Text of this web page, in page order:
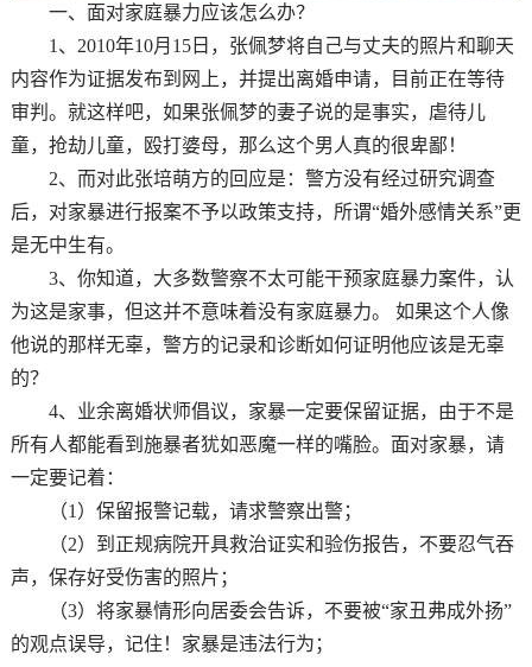
一、面对家庭暴力应该怎么办？
1、2010年10月15日，张佩梦将自己与丈夫的照片和聊天
内容作为证据发布到网上，并提出离婚申请，目前正在等待
审判。就这样吧，如果张佩梦的妻子说的是事实，虐待儿
童，抢劫儿童，殴打婆母，那么这个男人真的很卑鄙！
2、而对此张培萌方的回应是：警方没有经过研究调查
后，对家暴进行报案不予以政策支持，所谓“婚外感情关系”更
是无中生有。
3、你知道，大多数警察不太可能干预家庭暴力案件，认
为这是家事，但这并不意味着没有家庭暴力。 如果这个人像
他说的那样无辜，警方的记录和诊断如何证明他应该是无辜
的？
4、业余离婚状师倡议，家暴一定要保留证据，由于不是
所有人都能看到施暴者犹如恶魔一样的嘴脸。面对家暴，请
一定要记着：
（1）保留报警记载，请求警察出警；
（2）到正规病院开具救治证实和验伤报告，不要忍气吞
声，保存好受伤害的照片；
（3）将家暴情形向居委会告诉，不要被“家丑弗成外扬”
的观点误导，记住！家暴是违法行为；